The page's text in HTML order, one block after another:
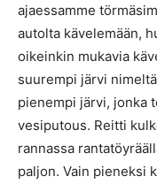
ajaessamme
autolta kävelemään,
oikeinkin mukavia
suurempi järvi
pienempi järvi, jonka
vesiputous. Reitti
rannassa
paljon. Vain pieneksi